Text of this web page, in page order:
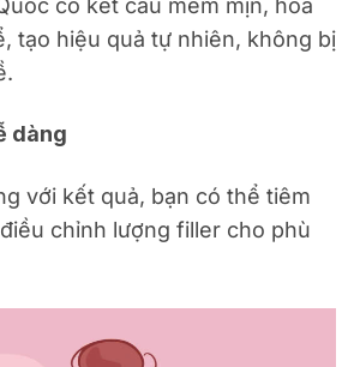
có kết cấu mềm mịn, hòa
tạo hiệu quả tự nhiên, không bị
dàng
với kết quả, bạn có thể tiêm
chỉnh lượng filler cho phù